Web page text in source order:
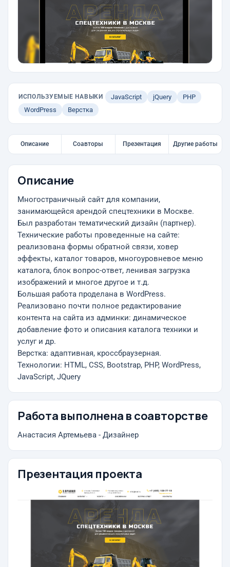
ИСПОЛЬЗУЕМЫЕ НАВЫКИ JavaScript jQuery
PHP
WordPress
Верстка
Описание Соавторы Презентация Другие работы
Описание
Многостраничный сайт для компании,
занимающейся арендой спецтехники в Москве.
Был разработан тематический дизайн (партнер).
Технические работы проведенные на сайте:
реализована формы обратной связи, ховер
эффекты, каталог товаров, многоуровневое меню
каталога, блок вопрос-ответ, ленивая загрузка
изображений и многое другое и т.д.
Большая работа проделана в WordPress.
Реализовано почти полное редактирование
контента на сайта из админки: динамическое
добавление фото и описания каталога техники и
услуг и др.
Верстка: адаптивная, кроссбраузерная.
Технологии: HTML, CSS, Bootstrap, PHP, WordPress,
JavaScript, JQuery
Работа выполнена в соавторстве
Анастасия Артемьева - Дизайнер
Презентация проекта